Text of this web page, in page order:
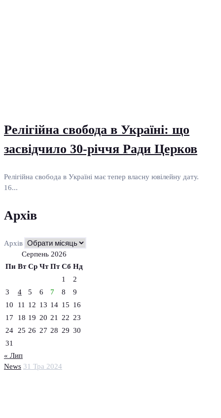
News 31 Тра 2024
Релігійна свобода в Україні: що
засвідчило 30-річчя Ради Церков
Релігійна свобода в Україні має тепер власну ювілейну дату.
16...
Архів
Архів
Серпень 2026
Пн Вт Ср Чт Пт Сб Нд
1
2
3
4 5 6 7 8
9
10
11 12 13 14 15 16
17
18 19 20 21 22 23
24
25 26 27 28 29 30
31
« Лип